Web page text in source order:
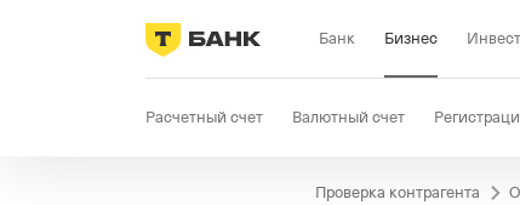
Банк Бизнес
Расчетный счет Валютный счет
Продажи Селлер
Проверка контрагента